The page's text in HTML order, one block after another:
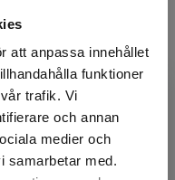
att anpassa innehållet
funktioner
trafik. Vi
och annan
medier och
samarbetar med.